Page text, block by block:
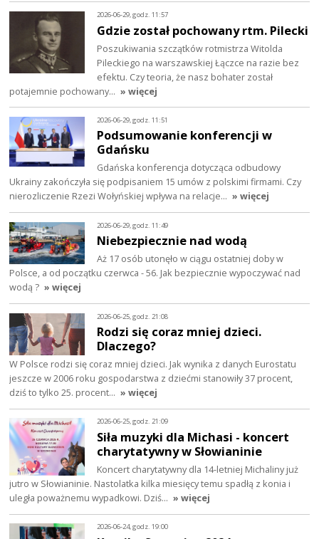
2026-06-29, godz. 11:57
Gdzie został pochowany rtm. Pilecki
Poszukiwania szczątków rotmistrza Witolda
Pileckiego na warszawskiej Łączce na razie bez
efektu. Czy teoria, że nasz bohater został
potajemnie pochowany… » więcej
2026-06-29, godz. 11:51
Podsumowanie konferencji w
Gdańsku
Gdańska konferencja dotycząca odbudowy
Ukrainy zakończyła się podpisaniem 15 umów z polskimi firmami. Czy
nierozliczenie Rzezi Wołyńskiej wpływa na relacje… » więcej
2026-06-29, godz. 11:49
Niebezpiecznie nad wodą
Aż 17 osób utonęło w ciągu ostatniej doby w
Polsce, a od początku czerwca - 56. Jak bezpiecznie wypoczywać nad
wodą ? » więcej
2026-06-25, godz. 21:08
Rodzi się coraz mniej dzieci.
Dlaczego?
W Polsce rodzi się coraz mniej dzieci. Jak wynika z danych Eurostatu
jeszcze w 2006 roku gospodarstwa z dziećmi stanowiły 37 procent,
dziś to tylko 25. procent… » więcej
2026-06-25, godz. 21:09
Siła muzyki dla Michasi - koncert
charytatywny w Słowianinie
Koncert charytatywny dla 14-letniej Michaliny już
jutro w Słowianinie. Nastolatka kilka miesięcy temu spadłą z konia i
uległa poważnemu wypadkowi. Dziś… » więcej
2026-06-24, godz. 19:00